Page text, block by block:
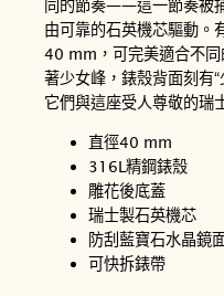
同的節奏——這一節奏被
由可靠的石英機芯驅動。
40 mm，可完美適合不同
著少女峰，錶殼背面刻有
它們與這座受人尊敬的瑞
直徑40 mm
316L精鋼錶殼
雕花後底蓋
瑞士製石英機芯
防刮藍寶石水晶鏡
可快拆錶帶